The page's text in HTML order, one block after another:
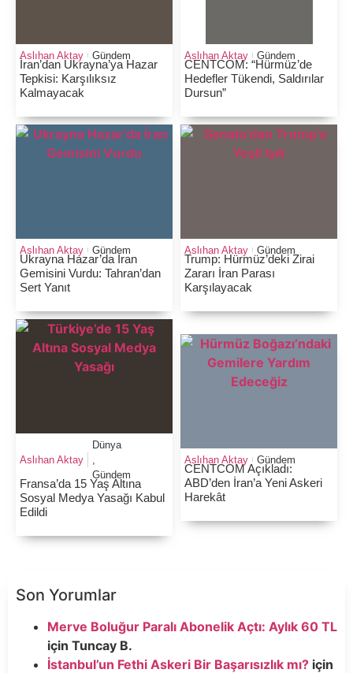
Aslıhan Aktay Gündem
İran’dan Ukrayna’ya Hazar
Tepkisi: Karşılıksız
Kalmayacak
Aslıhan Aktay Gündem
CENTCOM: “Hürmüz’de
Hedefler Tükendi, Saldırılar
Dursun”
Aslıhan Aktay Gündem
Ukrayna Hazar’da İran
Gemisini Vurdu: Tahran’dan
Sert Yanıt
Aslıhan Aktay Gündem
Trump: Hürmüz’deki Zirai
Zararı İran Parası
Karşılayacak
Aslıhan Aktay
Dünya
Gündem
Fransa’da 15 Yaş Altına
Sosyal Medya Yasağı Kabul
Edildi
Aslıhan Aktay Gündem
CENTCOM Açıkladı:
ABD’den İran’a Yeni Askeri
Harekât
Son Yorumlar
Merve Boluğur Paralı Abonelik Açtı: Aylık 60 TL
için Tuncay B.
İstanbul’un Fethi Askeri Bir Başarısızlık mı? için